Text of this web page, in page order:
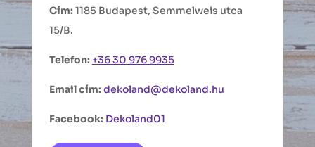
Cím: 1185 Budapest, Semmelweis utca
15/B.
Telefon: +36 30 976 9935
Email cím: dekoland@dekoland.hu
Facebook: Dekoland01